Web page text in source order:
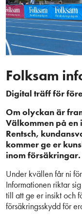
Folksam
Digital träff för
Om olyckan är
Välkommen på
Rentsch,
kommer ge er
inom försäkringar.
Under kvällen får ni
Informationen riktar
till att ge er insikt och
försäkringsskydd för